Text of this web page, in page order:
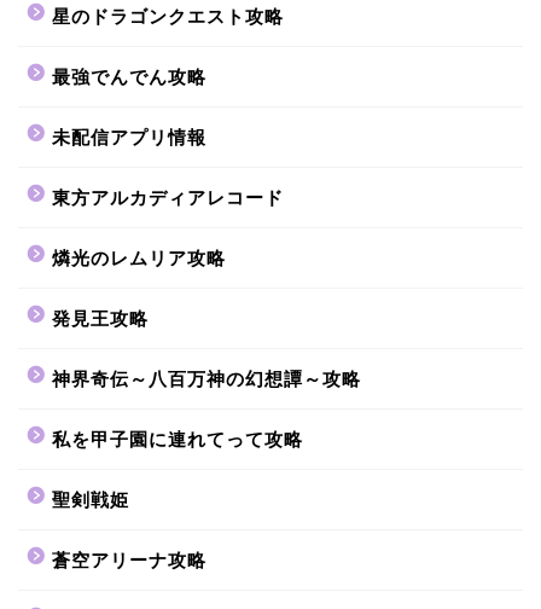
星のドラゴンクエスト攻略
最強でんでん攻略
未配信アプリ情報
東方アルカディアレコード
燐光のレムリア攻略
発見王攻略
神界奇伝～八百万神の幻想譚～攻略
私を甲子園に連れてって攻略
聖剣戦姫
蒼空アリーナ攻略